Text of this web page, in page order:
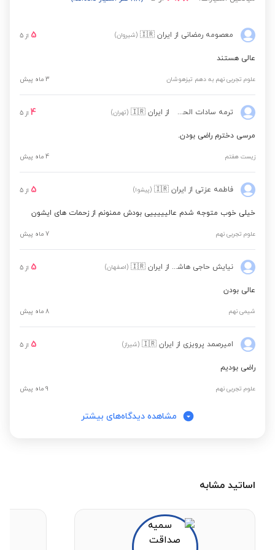
فیزیک نهم مشاهده قیمت
علوم تجربی هشتم مشاهده قیمت
علوم تجربی نهم
معصومه رمضانی از ایران 🇮🇷 (شیروان) 5 از 5
عالی هستند
علوم تجربی نهم به دهم تیزهوشان 3 ماه پیش
ترمه سادات الحسینی از ایران 🇮🇷 (تهران) 4 از 5
مرسی دخترم راضی بودن.
زیست هفتم 4 ماه پیش
فاطمه عزتی از ایران 🇮🇷 (پیشوا) 5 از 5
خیلی خوب متوجه شدم عالیییییی بودش ممنونم از زحمات های ایشون
علوم تجربی نهم 7 ماه پیش
نیایش حاجی هاشمی از ایران 🇮🇷 (اصفهان) 5 از 5
عالی بودن
شیمی نهم 8 ماه پیش
امیرصمد پرویزی از ایران 🇮🇷 (شیراز) 5 از 5
راضی بودیم
علوم تجربی نهم 9 ماه پیش
مشاهده دیدگاه‌های بیشتر
اساتید مشابه